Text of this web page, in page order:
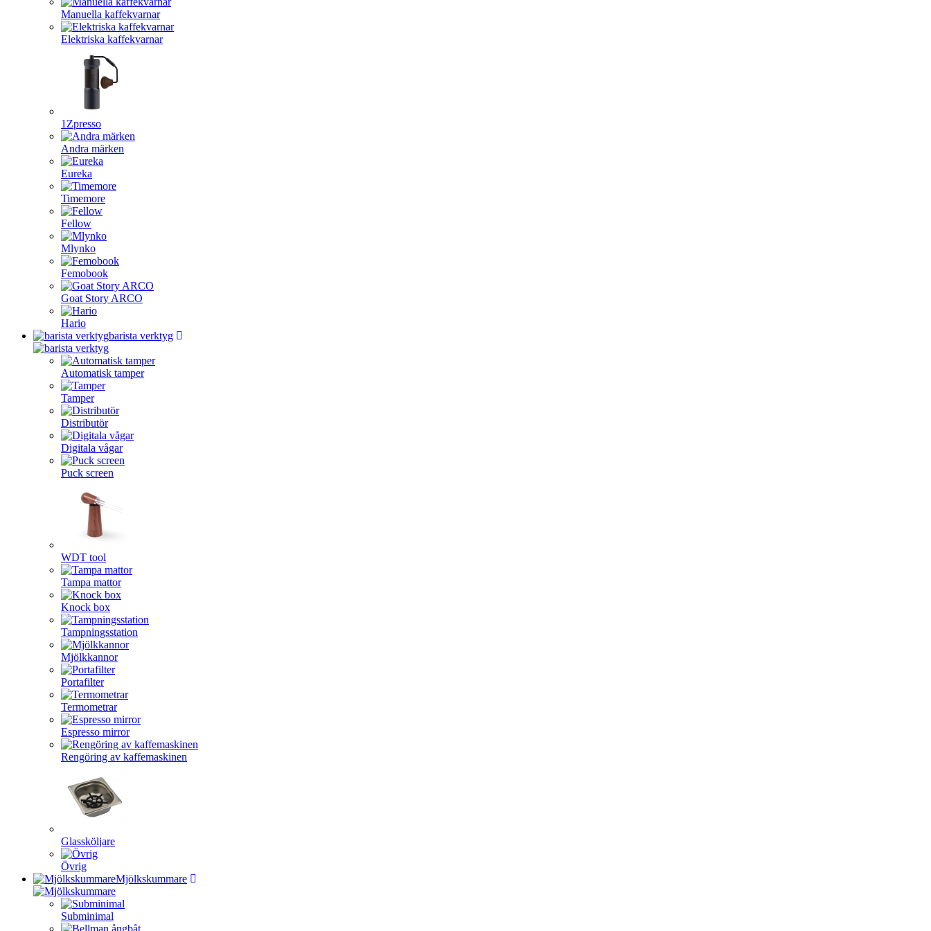
Manuella kaffekvarnar
Elektriska kaffekvarnar
1Zpresso
Andra märken
Eureka
Timemore
Fellow
Mlynko
Femobook
Goat Story ARCO
Hario
barista verktyg
Automatisk tamper
Tamper
Distributör
Digitala vågar
Puck screen
WDT tool
Tampa mattor
Knock box
Tampningsstation
Mjölkkannor
Portafilter
Termometrar
Espresso mirror
Rengöring av kaffemaskinen
Glassköljare
Övrig
Mjölkskummare
Subminimal